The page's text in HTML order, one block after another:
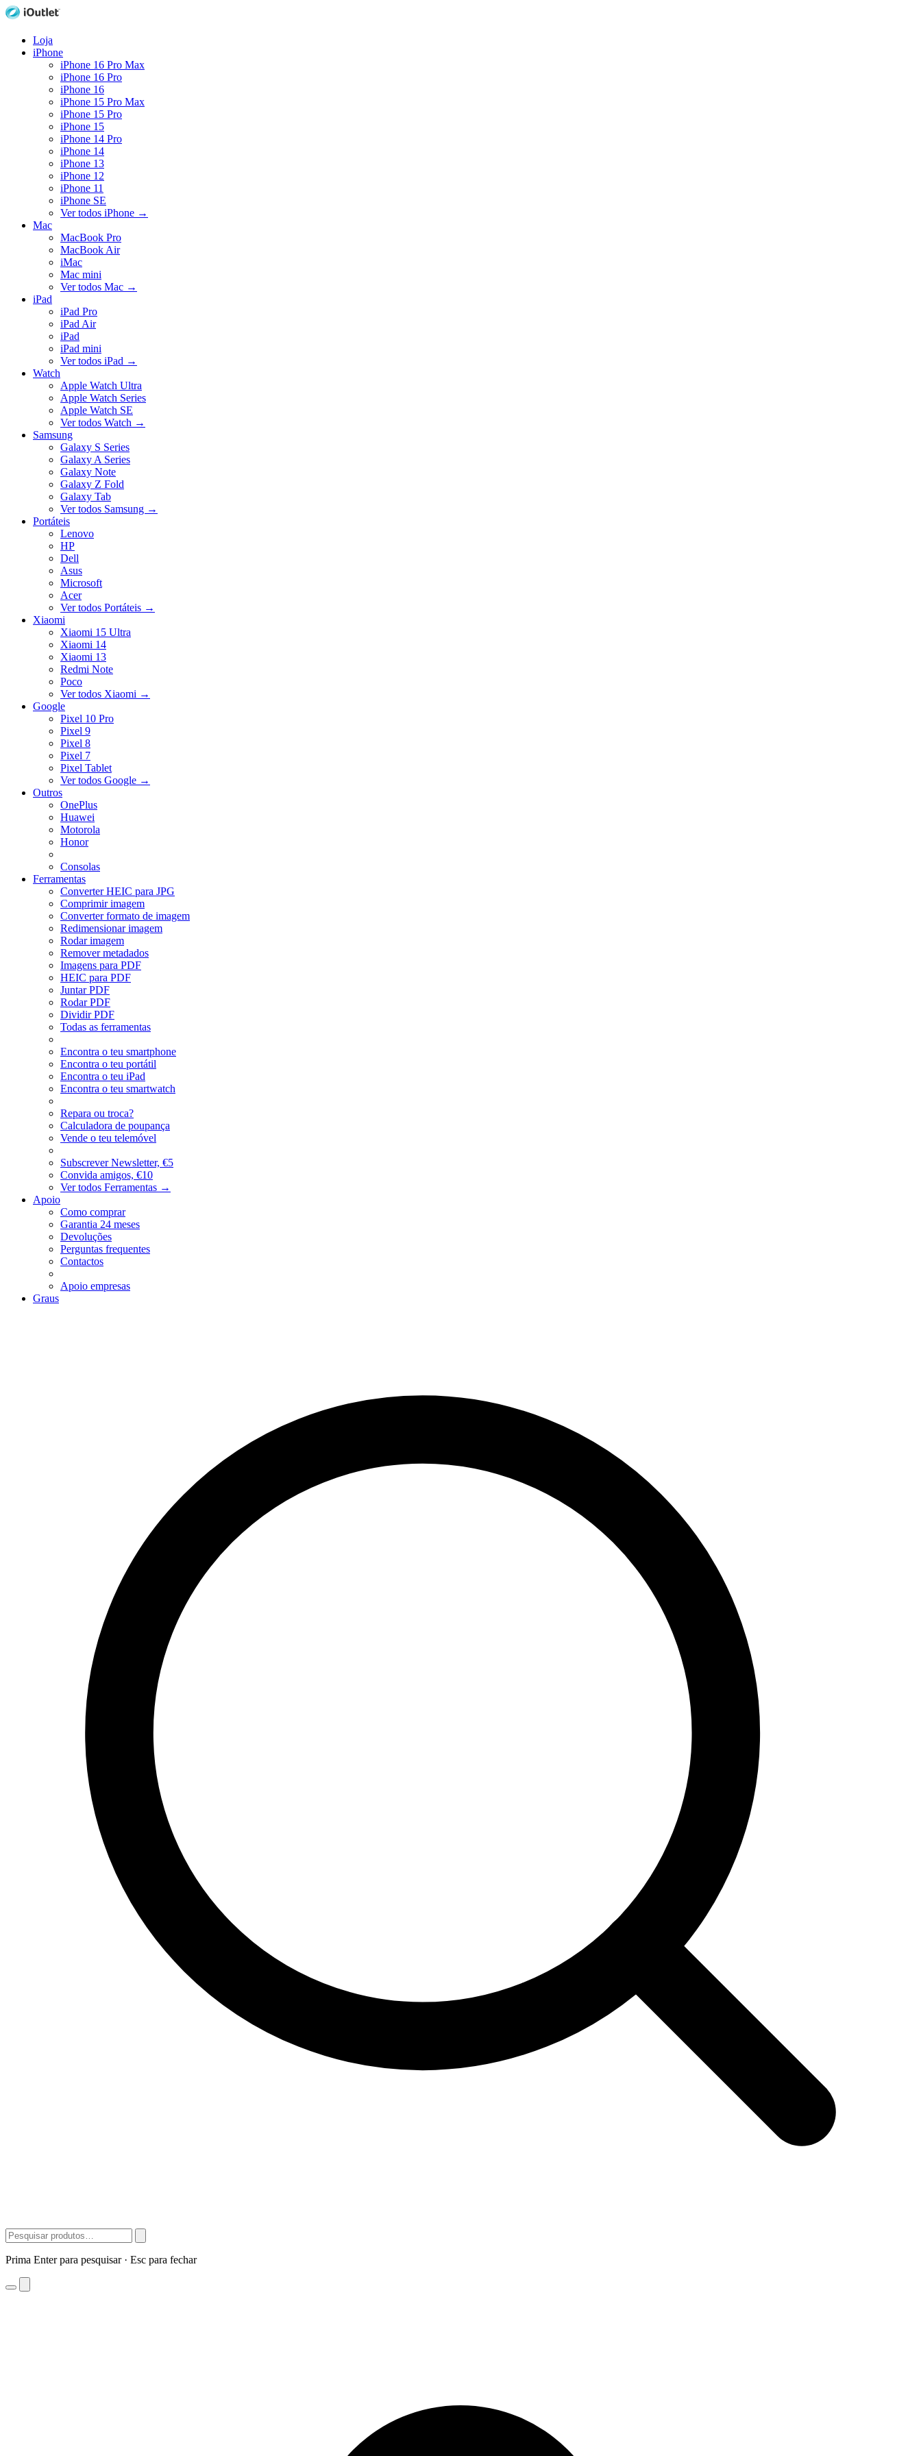
Loja
iPhone
iPhone 16 Pro Max
iPhone 16 Pro
iPhone 16
iPhone 15 Pro Max
iPhone 15 Pro
iPhone 15
iPhone 14 Pro
iPhone 14
iPhone 13
iPhone 12
iPhone 11
iPhone SE
Ver todos iPhone →
Mac
MacBook Pro
MacBook Air
iMac
Mac mini
Ver todos Mac →
iPad
iPad Pro
iPad Air
iPad
iPad mini
Ver todos iPad →
Watch
Apple Watch Ultra
Apple Watch Series
Apple Watch SE
Ver todos Watch →
Samsung
Galaxy S Series
Galaxy A Series
Galaxy Note
Galaxy Z Fold
Galaxy Tab
Ver todos Samsung →
Portáteis
Lenovo
HP
Dell
Asus
Microsoft
Acer
Ver todos Portáteis →
Xiaomi
Xiaomi 15 Ultra
Xiaomi 14
Xiaomi 13
Redmi Note
Poco
Ver todos Xiaomi →
Google
Pixel 10 Pro
Pixel 9
Pixel 8
Pixel 7
Pixel Tablet
Ver todos Google →
Outros
OnePlus
Huawei
Motorola
Honor
Consolas
Ferramentas
Converter HEIC para JPG
Comprimir imagem
Converter formato de imagem
Redimensionar imagem
Rodar imagem
Remover metadados
Imagens para PDF
HEIC para PDF
Juntar PDF
Rodar PDF
Dividir PDF
Todas as ferramentas
Encontra o teu smartphone
Encontra o teu portátil
Encontra o teu iPad
Encontra o teu smartwatch
Repara ou troca?
Calculadora de poupança
Vende o teu telemóvel
Subscrever Newsletter, €5
Convida amigos, €10
Ver todos Ferramentas →
Apoio
Como comprar
Garantia 24 meses
Devoluções
Perguntas frequentes
Contactos
Apoio empresas
Graus
Prima Enter para pesquisar · Esc para fechar